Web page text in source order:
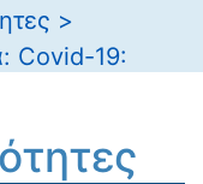
>
Covid-19: